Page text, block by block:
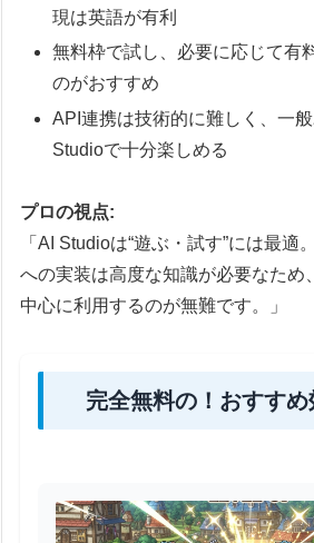
現は英語が有利
無料枠で試し、必要に応じて有
のがおすすめ
API連携は技術的に難しく、一
Studioで十分楽しめる
プロの視点:
「AI Studioは“遊ぶ・試す”には最適
への実装は高度な知識が必要なため
中心に利用するのが無難です。」
完全無料の！おすす